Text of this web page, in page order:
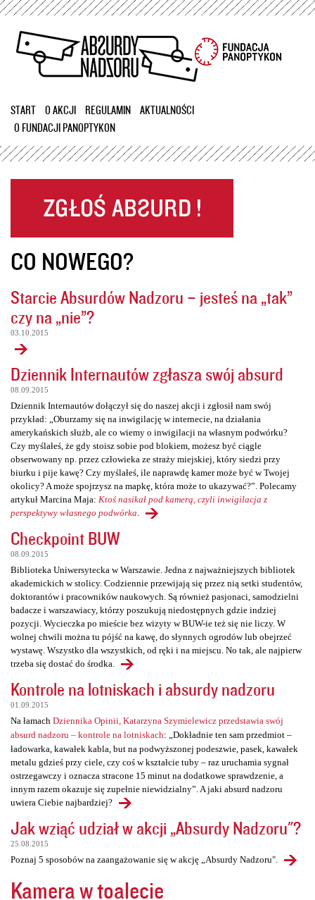
Przejdź
treści
START O AKCJI REGULAMIN
AKTUALNOŚCI
O FUNDACJI PANOPTYKON
CO NOWEGO?
Starcie Absurdów Nadzoru – jesteś na „tak”
czy na „nie”?
03.10.2015
Dziennik Internautów zgłasza swój absurd
08.09.2015
Dziennik Internautów dołączył się do naszej akcji i zgłosił nam swój
przykład: „Oburzamy się na inwigilację w internecie, na działania
amerykańskich służb, ale co wiemy o inwigilacji na własnym podwórku?
Czy myślałeś, że gdy stoisz sobie pod blokiem, możesz być ciągle
obserwowany np. przez człowieka ze straży miejskiej, który siedzi przy
biurku i pije kawę? Czy myślałeś, ile naprawdę kamer może być w Twojej
okolicy? A może spojrzysz na mapkę, która może to ukazywać?”. Polecamy
artykuł Marcina Maja: Ktoś nasikał pod kamerą, czyli inwigilacja z
perspektywy własnego podwórka
Checkpoint BUW
08.09.2015
Biblioteka Uniwersytecka w Warszawie. Jedna z najważniejszych bibliotek
akademickich w stolicy. Codziennie przewijają się przez nią setki studentów,
doktorantów i pracowników naukowych. Są również pasjonaci, samodzielni
badacze i warszawiacy, którzy poszukują niedostępnych gdzie indziej
pozycji. Wycieczka po mieście bez wizyty w BUW-ie też się nie liczy. W
wolnej chwili można tu pójść na kawę, do słynnych ogrodów lub obejrzeć
wystawę. Wszystko dla wszystkich, od ręki i na miejscu. No tak, ale najpierw
trzeba się dostać do środka.
Kontrole na lotniskach i absurdy nadzoru
01.09.2015
Na łamach Dziennika Opinii, Katarzyna Szymielewicz przedstawia swój
absurd nadzoru – kontrole na lotniskach: „Dokładnie ten sam przedmiot –
ładowarka, kawałek kabla, but na podwyższonej podeszwie, pasek, kawałek
metalu gdzieś przy ciele, czy coś w kształcie tuby – raz uruchamia sygnał
ostrzegawczy i oznacza stracone 15 minut na dodatkowe sprawdzenie, a
innym razem okazuje się zupełnie niewidzialny”. A jaki absurd nadzoru
uwiera Ciebie najbardziej?
Jak wziąć udział w akcji „Absurdy Nadzoru"?
25.08.2015
Poznaj 5 sposobów na zaangażowanie się w akcję „Absurdy Nadzoru".
Kamera w toalecie